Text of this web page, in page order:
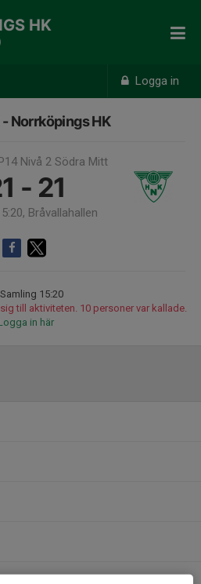
Logga in
HK
Norrköpings HK
Nivå 2 Södra Mitt
- 21
Bråvallahallen
Samling 15:20
till aktiviteten. 10 personer var kallade.
in här